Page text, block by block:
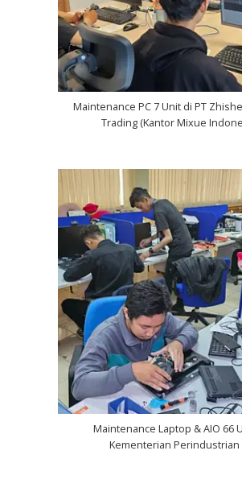
Maintenance PC 7 Unit di PT
Trading (Kantor Mixue
Maintenance Laptop & AIO 66
Kementerian Perindustrian